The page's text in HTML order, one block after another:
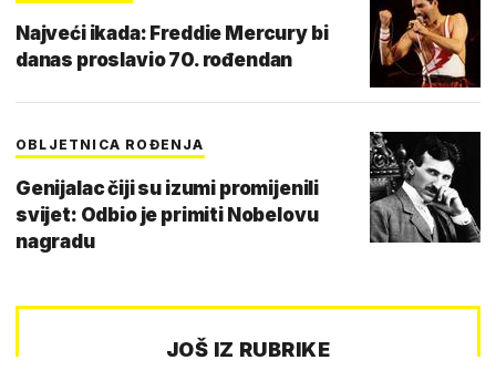
Najveći ikada: Freddie Mercury bi
danas proslavio 70. rođendan
OBLJETNICA ROĐENJA
Genijalac čiji su izumi promijenili
svijet: Odbio je primiti Nobelovu
nagradu
JOŠ IZ RUBRIKE